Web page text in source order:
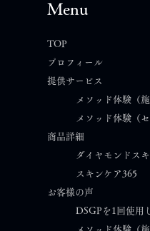
“
Menu
TOP
プロフィール
提供サービス
メソッド体験（施
メソッド体験（
商品詳細
ダイヤモンドス
スキンケア365​
お客様の声
DSGPを1回使用